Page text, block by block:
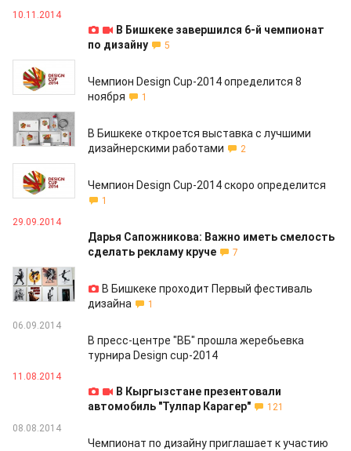
10.11.2014
В Бишкеке завершился 6-й чемпионат
по дизайну
5
06.11.2014
Чемпион Design Сup-2014 определится 8
ноября
1
28.10.2014
В Бишкеке откроется выставка с лучшими
дизайнерскими работами
2
27.10.2014
Чемпион Design Сup-2014 скоро определится
1
29.09.2014
Дарья Сапожникова: Важно иметь смелость
сделать рекламу круче
7
20.09.2014
В Бишкеке проходит Первый фестиваль
дизайна
1
06.09.2014
В пресс-центре "ВБ" прошла жеребьевка
турнира Design cup-2014
11.08.2014
В Кыргызстане презентовали
автомобиль "Тулпар Карагер"
121
08.08.2014
Чемпионат по дизайну приглашает к участию